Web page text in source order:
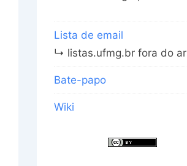
Lista de email
↳ listas.ufmg.br fora do ar
Bate-papo
Wiki